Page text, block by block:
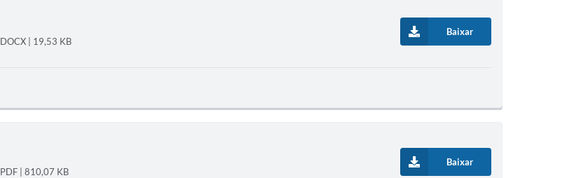
DOCX | 19,53 KB
Baixar
PDF | 810,07 KB
Baixar